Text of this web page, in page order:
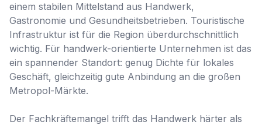
einem stabilen Mittelstand aus Handwerk,
Gastronomie und Gesundheitsbetrieben. Touristische
Infrastruktur ist für die Region überdurchschnittlich
wichtig. Für handwerk-orientierte Unternehmen ist das
ein spannender Standort: genug Dichte für lokales
Geschäft, gleichzeitig gute Anbindung an die großen
Metropol-Märkte.
Der Fachkräftemangel trifft das Handwerk härter als